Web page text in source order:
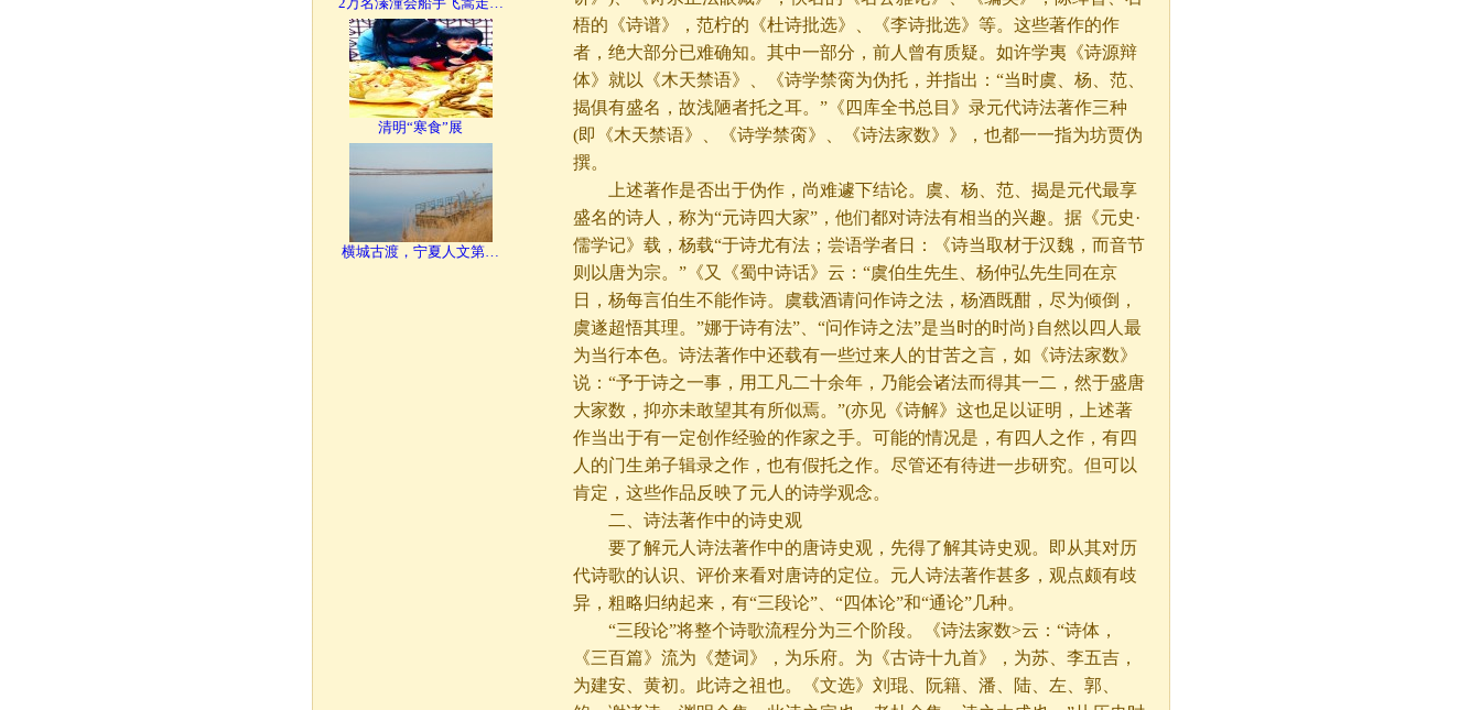
清明“寒食”展
横城古渡，宁夏人文第…
梧的《诗谱》，范柠的《杜诗批选》、《李诗批选》等。这些著作的作
者，绝大部分已难确知。其中一部分，前人曾有质疑。如许学夷《诗源辩
体》就以《木天禁语》、《诗学禁脔为伪托，并指出：“当时虞、杨、范、
揭俱有盛名，故浅陋者托之耳。”《四库全书总目》录元代诗法著作三种
(即《木天禁语》、《诗学禁脔》、《诗法家数》》，也都一一指为坊贾伪
撰。
上述著作是否出于伪作，尚难遽下结论。虞、杨、范、揭是元代最享
盛名的诗人，称为“元诗四大家”，他们都对诗法有相当的兴趣。据《元史·
儒学记》载，杨载“于诗尤有法；尝语学者日：《诗当取材于汉魏，而音节
则以唐为宗。”《又《蜀中诗话》云：“虞伯生先生、杨仲弘先生同在京
日，杨每言伯生不能作诗。虞载酒请问作诗之法，杨酒既酣，尽为倾倒，
虞遂超悟其理。”娜于诗有法”、“问作诗之法”是当时的时尚}自然以四人最
为当行本色。诗法著作中还载有一些过来人的甘苦之言，如《诗法家数》
说：“予于诗之一事，用工凡二十余年，乃能会诸法而得其一二，然于盛唐
大家数，抑亦未敢望其有所似焉。”(亦见《诗解》这也足以证明，上述著
作当出于有一定创作经验的作家之手。可能的情况是，有四人之作，有四
人的门生弟子辑录之作，也有假托之作。尽管还有待进一步研究。但可以
肯定，这些作品反映了元人的诗学观念。
二、诗法著作中的诗史观
要了解元人诗法著作中的唐诗史观，先得了解其诗史观。即从其对历
代诗歌的认识、评价来看对唐诗的定位。元人诗法著作甚多，观点颇有歧
异，粗略归纳起来，有“三段论”、“四体论”和“通论”几种。
“三段论”将整个诗歌流程分为三个阶段。《诗法家数>云：“诗体，
《三百篇》流为《楚词》，为乐府。为《古诗十九首》，为苏、李五吉，
为建安、黄初。此诗之祖也。《文选》刘琨、阮籍、潘、陆、左、郭、